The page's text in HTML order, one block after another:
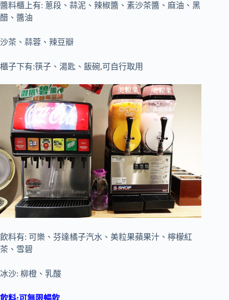
醬料櫃上有: 蔥段、蒜泥、辣椒醬、素沙茶醬、麻油、黑
醋、醬油
沙茶、蒜蓉、辣豆瓣
櫃子下有:筷子、湯匙、飯碗,可自行取用
飲料有: 可樂、芬達橘子汽水、美粒果蘋果汁、檸檬紅
茶、雪碧
冰沙: 柳橙、乳酸